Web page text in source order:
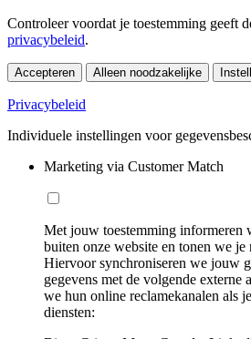
Controleer voordat je toestemming geeft
privacybeleid.
Accepteren Alleen noodzakelijke
Privacybeleid
Individuele instellingen voor
Marketing via Customer Match
Met jouw toestemming informeren
buiten onze website en tonen we je
Hiervoor synchroniseren we jouw
gegevens met de volgende externe
we hun online reclamekanalen als
diensten: